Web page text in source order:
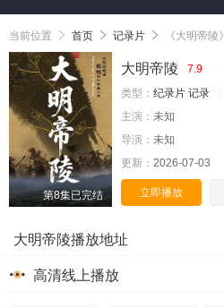
当前位置 首页 记录片 《大明帝陵》
第8集已完结
大明帝陵
7.9
类型： 纪录片 记录
主演： 未知
导演： 未知
更新： 2026-07-03
立即播放
大明帝陵播放地址
高清线上播放